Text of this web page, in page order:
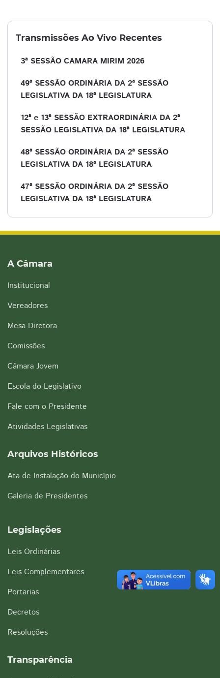
Transmissões Ao Vivo Recentes
3ª SESSÃO CAMARA MIRIM 2026
49ª SESSÃO ORDINÁRIA DA 2ª SESSÃO
LEGISLATIVA DA 18ª LEGISLATURA
12ª e 13ª SESSÃO EXTRAORDINÁRIA DA 2ª
SESSÃO LEGISLATIVA DA 18ª LEGISLATURA
48ª SESSÃO ORDINÁRIA DA 2ª SESSÃO
LEGISLATIVA DA 18ª LEGISLATURA
47ª SESSÃO ORDINÁRIA DA 2ª SESSÃO
LEGISLATIVA DA 18ª LEGISLATURA
A Câmara
Institucional
Vereadores
Mesa Diretora
Comissões
Câmara Jovem
Escola do Legislativo
Fale com o Presidente
Atividades Legislativas
Arquivos Históricos
Ata de Instalação do Município
Galeria de Presidentes
Legislações
Leis Ordinárias
Leis Complementares
Portarias
Decretos
Resoluções
Transparência